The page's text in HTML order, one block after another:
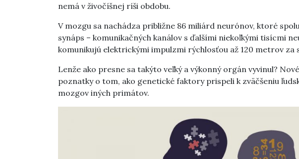
nemá v živočíšnej ríši obdobu.
V mozgu sa nachádza približne 86 miliárd neurónov, ktoré
synáps – komunikačných kanálov s ďalšími niekoľkými tisícmi
komunikujú elektrickými impulzmi rýchlosťou až 120 metrov za
Lenže ako presne sa takýto veľký a výkonný orgán vyvinul?
poznatky o tom, ako genetické faktory prispeli k zväčšeniu
mozgov iných primátov.